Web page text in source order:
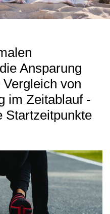
Ansparung
von
im Zeitablauf -
Startzeitpunkte